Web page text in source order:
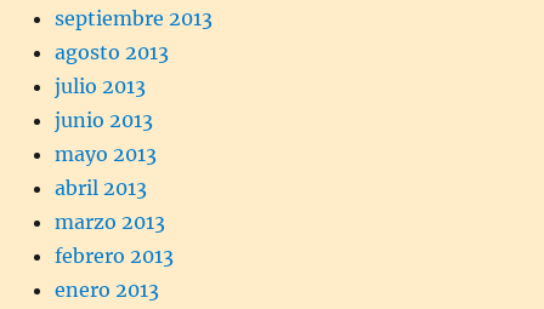
septiembre 2013
agosto 2013
julio 2013
junio 2013
mayo 2013
abril 2013
marzo 2013
febrero 2013
enero 2013